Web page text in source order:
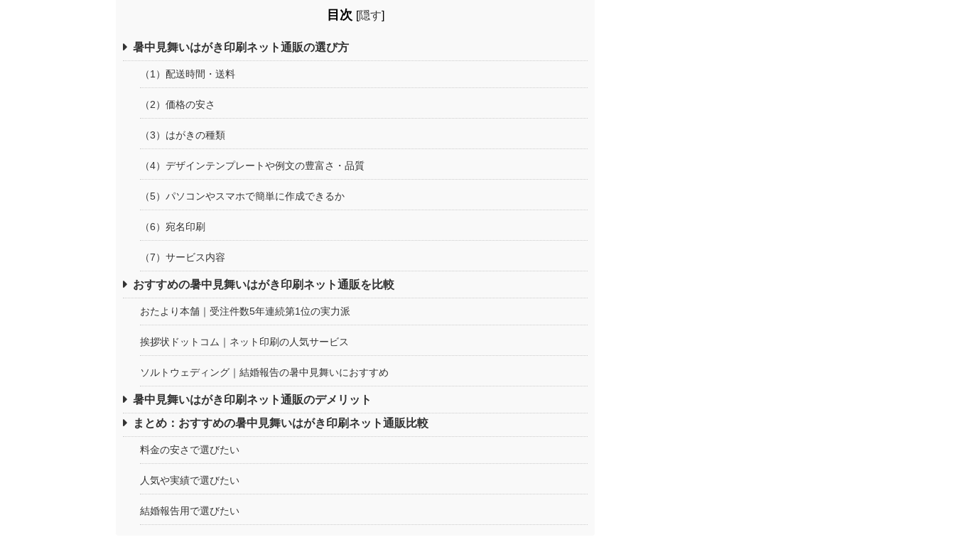
目次 [隠す]
暑中見舞いはがき印刷ネット通販の選び方
（1）配送時間・送料
（2）価格の安さ
（3）はがきの種類
（4）デザインテンプレートや例文の豊富さ・品質
（5）パソコンやスマホで簡単に作成できるか
（6）宛名印刷
（7）サービス内容
おすすめの暑中見舞いはがき印刷ネット通販を比較
おたより本舗｜受注件数5年連続第1位の実力派
挨拶状ドットコム｜ネット印刷の人気サービス
ソルトウェディング｜結婚報告の暑中見舞いにおすすめ
暑中見舞いはがき印刷ネット通販のデメリット
まとめ：おすすめの暑中見舞いはがき印刷ネット通販比較
料金の安さで選びたい
人気や実績で選びたい
結婚報告用で選びたい